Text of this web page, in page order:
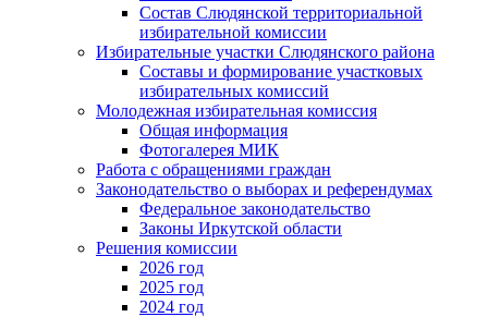
Состав Слюдянской территориальной
избирательной комиссии
Избирательные участки Слюдянского района
Составы и формирование участковых
избирательных комиссий
Молодежная избирательная комиссия
Общая информация
Фотогалерея МИК
Работа с обращениями граждан
Законодательство о выборах и референдумах
Федеральное законодательство
Законы Иркутской области
Решения комиссии
2026 год
2025 год
2024 год